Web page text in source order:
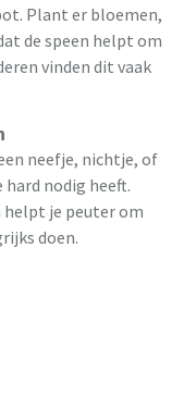
Plant er bloemen,
de speen helpt om
vinden dit vaak
neefje, nichtje, of
nodig heeft.
helpt je peuter om
doen.